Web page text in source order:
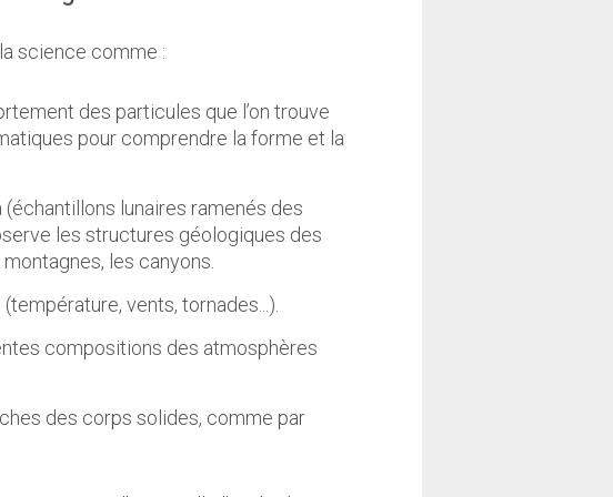
science comme :
des particules que l’on trouve
pour comprendre la forme et la
lunaires ramenés des
les structures géologiques des
les canyons.
vents, tornades...).
compositions des atmosphères
des corps solides, comme par